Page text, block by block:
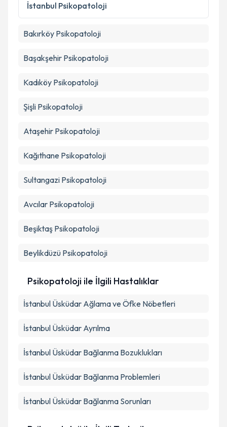
İstanbul Psikopatoloji
Bakırköy Psikopatoloji
Başakşehir Psikopatoloji
Kadıköy Psikopatoloji
Şişli Psikopatoloji
Ataşehir Psikopatoloji
Kağıthane Psikopatoloji
Sultangazi Psikopatoloji
Avcılar Psikopatoloji
Beşiktaş Psikopatoloji
Beylikdüzü Psikopatoloji
Psikopatoloji ile İlgili Hastalıklar
İstanbul Üsküdar Ağlama ve Öfke Nöbetleri
İstanbul Üsküdar Ayrılma
İstanbul Üsküdar Bağlanma Bozuklukları
İstanbul Üsküdar Bağlanma Problemleri
İstanbul Üsküdar Bağlanma Sorunları